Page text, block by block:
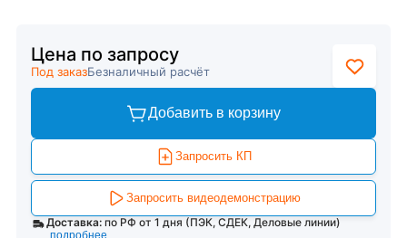
Цена по запросу
Под заказБезналичный расчёт
Добавить в корзину
Запросить КП
Запросить видеодемонстрацию
Доставка: по РФ от 1 дня (ПЭК, СДЕК, Деловые линии)
подробнее